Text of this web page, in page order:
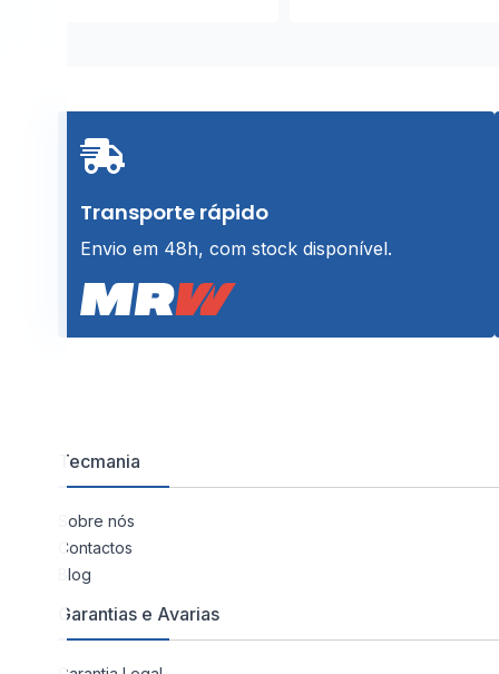
Transporte rápido
Envio em 48h, com stock disponível.
Tecmania
Sobre nós
Contactos
Blog
Garantias e Avarias